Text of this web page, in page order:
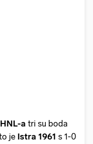
HNL-a tri su boda
je Istra 1961 s 1-0